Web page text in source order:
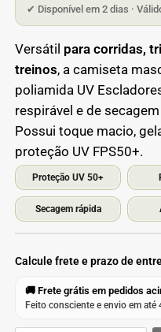
✔ Disponível em 2 dias ·
Versátil para corridas,
treinos, a camiseta
poliamida UV
respirável e de
Possui toque macio,
proteção UV FPS50+.
Proteção UV 50+
Secagem rápida
Calcule frete e prazo de
🚚 Frete grátis em pedidos
Feito consciente e envio em até